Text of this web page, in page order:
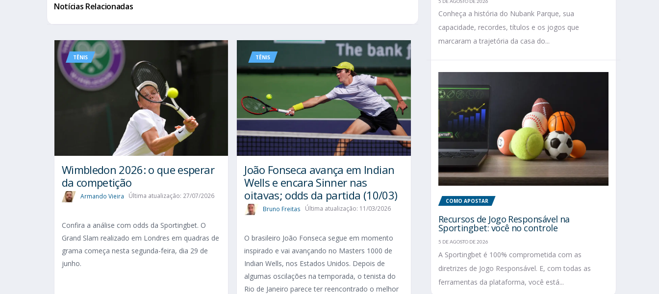
Notícias Relacionadas
TÊNIS
Wimbledon 2026: o que esperar
da competição
Armando Vieira Última atualização: 27/07/2026
Confira a análise com odds da Sportingbet. O
Grand Slam realizado em Londres em quadras de
grama começa nesta segunda-feira, dia 29 de
junho.
TÊNIS
João Fonseca avança em Indian
Wells e encara Sinner nas
oitavas; odds da partida (10/03)
Bruno Freitas Última atualização: 11/03/2026
O brasileiro João Fonseca segue em momento
inspirado e vai avançando no Masters 1000 de
Indian Wells, nos Estados Unidos. Depois de
algumas oscilações na temporada, o tenista do
Rio de Janeiro parece ter reencontrado o melhor
Conheça a história do Nubank Parque, sua
capacidade, recordes, títulos e os jogos que
marcaram a trajetória da casa do...
COMO APOSTAR
Recursos de Jogo Responsável na
Sportingbet: você no controle
5 DE AGOSTO DE 2026
A Sportingbet é 100% comprometida com as
diretrizes de Jogo Responsável. E, com todas as
ferramentas da plataforma, você está...